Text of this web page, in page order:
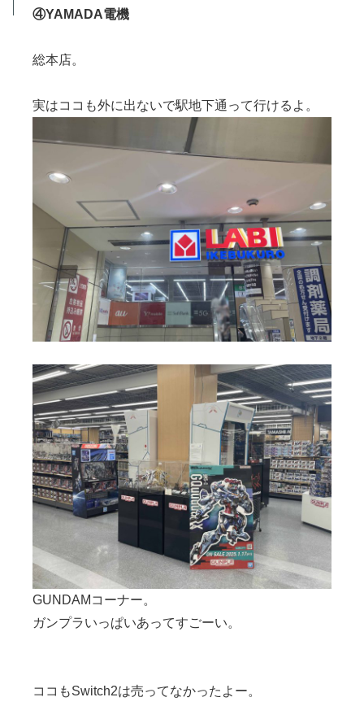
④YAMADA電機
総本店。
実はココも外に出ないで駅地下通って行けるよ。
GUNDAMコーナー。
ガンプラいっぱいあってすごーい。
ココもSwitch2は売ってなかったよー。